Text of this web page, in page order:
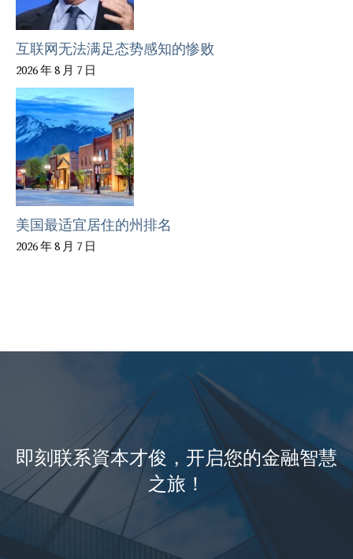
互联网无法满足态势感知的惨败
2026 年 8 月 7 日
美国最适宜居住的州排名
2026 年 8 月 7 日
即刻联系資本才俊，开启您的金融智慧
之旅！